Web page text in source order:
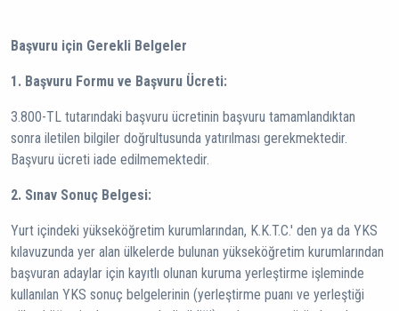
Başvuru için Gerekli Belgeler
1. Başvuru Formu ve Başvuru Ücreti:
3.800-TL tutarındaki başvuru ücretinin başvuru tamamlandıktan
sonra iletilen bilgiler doğrultusunda yatırılması gerekmektedir.
Başvuru ücreti iade edilmemektedir.
2. Sınav Sonuç Belgesi:
Yurt içindeki yükseköğretim kurumlarından, K.K.T.C.' den ya da YKS
kılavuzunda yer alan ülkelerde bulunan yükseköğretim kurumlarından
başvuran adaylar için kayıtlı olunan kuruma yerleştirme işleminde
kullanılan YKS sonuç belgelerinin (yerleştirme puanı ve yerleştiği